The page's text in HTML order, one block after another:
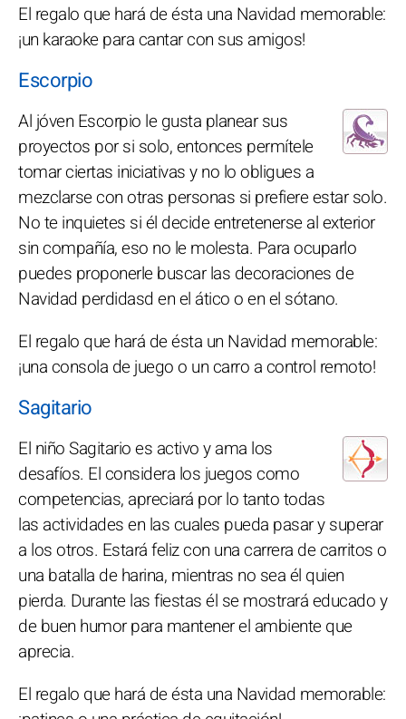
El regalo que hará de ésta una Navidad memorable:
¡un karaoke para cantar con sus amigos!
Escorpio
Al jóven Escorpio le gusta planear sus
proyectos por si solo, entonces permítele
tomar ciertas iniciativas y no lo obligues a
mezclarse con otras personas si prefiere estar solo.
No te inquietes si él decide entretenerse al exterior
sin compañía, eso no le molesta. Para ocuparlo
puedes proponerle buscar las decoraciones de
Navidad perdidasd en el ático o en el sótano.
El regalo que hará de ésta un Navidad memorable:
¡una consola de juego o un carro a control remoto!
Sagitario
El niño Sagitario es activo y ama los
desafíos. El considera los juegos como
competencias, apreciará por lo tanto todas
las actividades en las cuales pueda pasar y superar
a los otros. Estará feliz con una carrera de carritos o
una batalla de harina, mientras no sea él quien
pierda. Durante las fiestas él se mostrará educado y
de buen humor para mantener el ambiente que
aprecia.
El regalo que hará de ésta una Navidad memorable: